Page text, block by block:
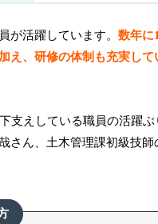
が活躍しています。 数年に
え、研修の体制も充実し
支えしている職員の活躍
さん、土木管理課初級技